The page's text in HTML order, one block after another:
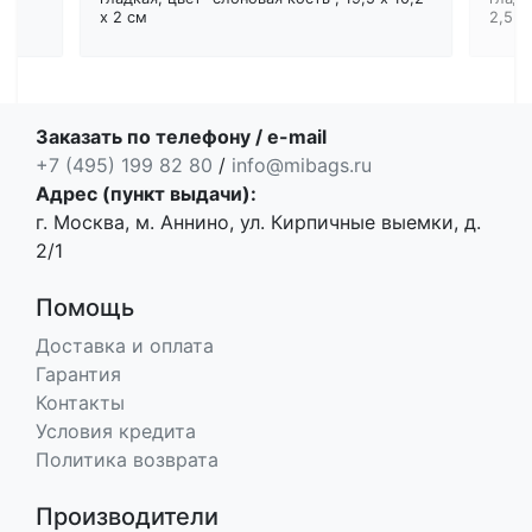
x 2 см
2,5
Заказать по телефону / e-mail
+7 (495) 199 82 80 / info@mibags.ru
Адрес (пункт выдачи):
г. Москва, м. Аннино, ул. Кирпичные выемки, д.
2/1
Помощь
Доставка и оплата
Гарантия
Контакты
Условия кредита
Политика возврата
Производители